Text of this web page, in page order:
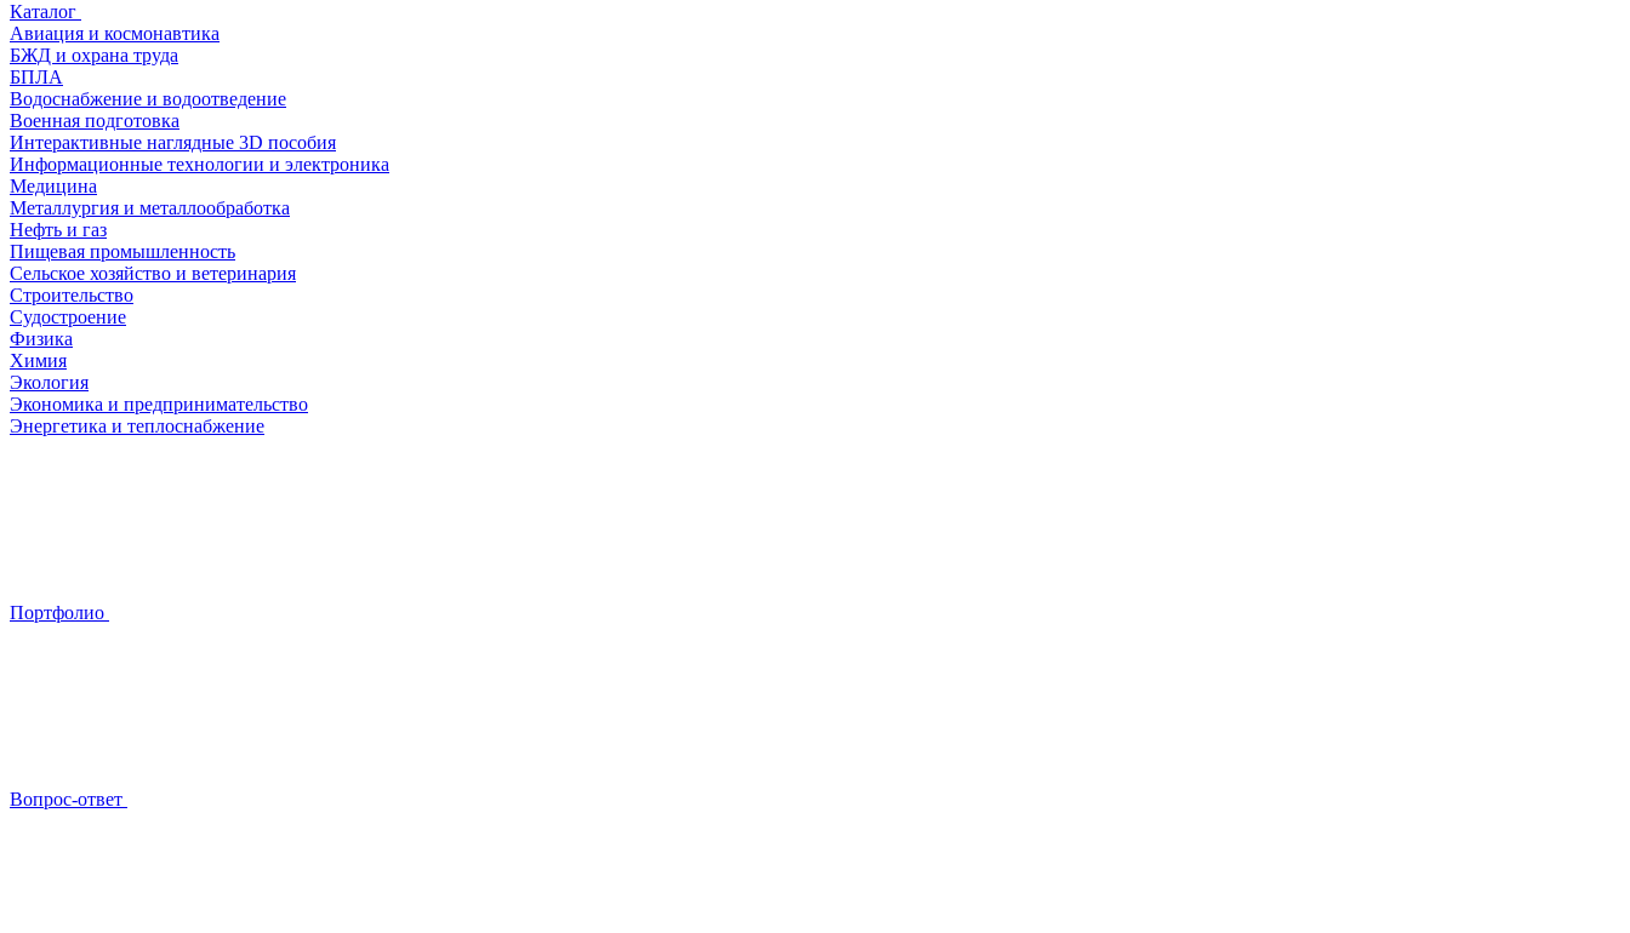
Каталог
Авиация и космонавтика
БЖД и охрана труда
БПЛА
Водоснабжение и водоотведение
Военная подготовка
Интерактивные наглядные 3D пособия
Информационные технологии и электроника
Медицина
Металлургия и металлообработка
Нефть и газ
Пищевая промышленность
Сельское хозяйство и ветеринария
Строительство
Судостроение
Физика
Химия
Экология
Экономика и предпринимательство
Энергетика и теплоснабжение
Портфолио
Вопрос-ответ